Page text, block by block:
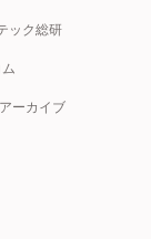
ック総研
ーカイブ